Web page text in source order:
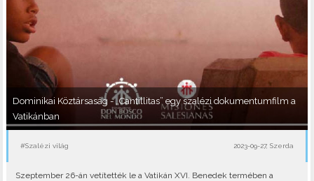
Dominikai Köztársaság - „Cantillitas” egy szalézi dokumentumfilm a
Vatikánban
#Szalézi világ 2023-09-27, Szerda
Szeptember 26-án vetítették le a Vatikán XVI. Benedek termében a